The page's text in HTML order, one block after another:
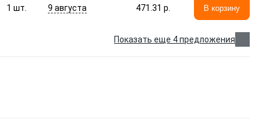
1шт. 9 августа 471.31 p. В корзину
Показать еще 4 предложения